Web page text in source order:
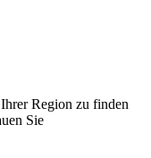
Region zu finden
Sie